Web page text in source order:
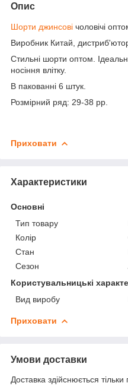
Опис
Шорти джинсові чоловічі
Виробник Китай, дистриб'ютор
Стильні шорти оптом.
носіння влітку.
В пакованні 6 штук.
Розмірний ряд: 29-38 рр.
Приховати
Характеристики
Основні
Тип товару
Колір
Стан
Сезон
Користувальницькі
Вид виробу
Приховати
Умови доставки
Доставка здійснюється тільки